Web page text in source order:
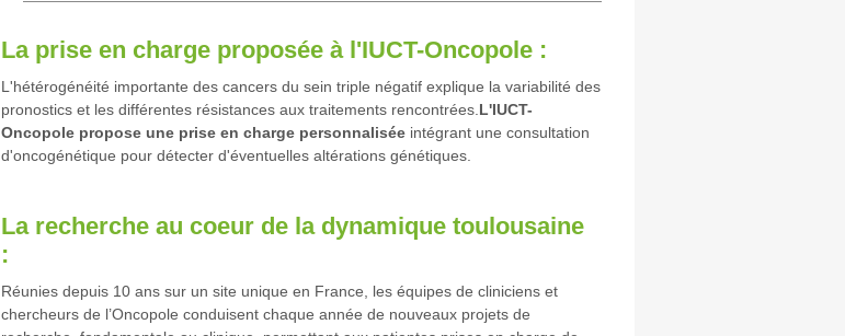
La prise en charge proposée à l'IUCT-Oncopole :
L'hétérogénéité importante des cancers du sein triple négatif explique la variabilité des
pronostics et les différentes résistances aux traitements rencontrées. L'IUCT-
Oncopole propose une prise en charge personnaliséeintégrant une consultation
d'oncogénétique pour détecter d'éventuelles altérations génétiques.
La recherche au coeur de la dynamique toulousaine
:
Réunies depuis 10 ans sur un site unique en France, les équipes de cliniciens et
chercheurs de l’Oncopole conduisent chaque année de nouveaux projets de